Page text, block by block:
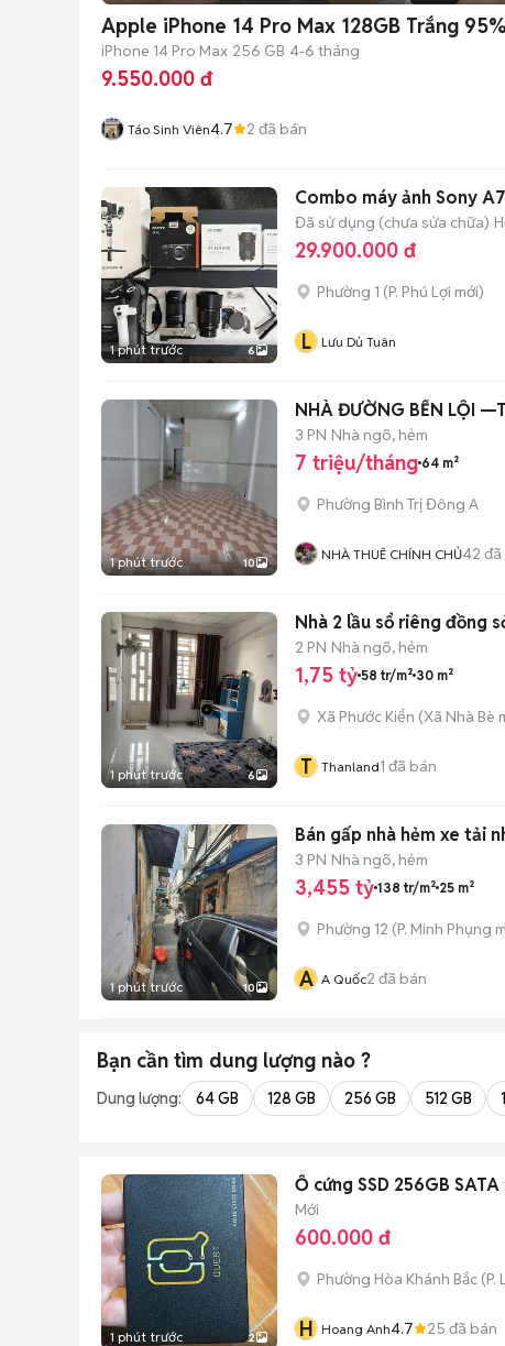
Apple iPhone 14 Pro Max 128GB Trắng
iPhone 14 Pro Max 256 GB 4-6 tháng
9.550.000 đ
Táo Sinh Viên4.7 2 đã bán
1 phút trước 6
Combo máy ảnh Sony
Đã sử dụng (chưa sửa chữa)
29.900.000 đ
Phường 1 (P. Phú Lợi mới)
L Lưu Dủ Tuân
1 phút trước 10
3 PN Nhà ngõ, hẻm
7 triệu/tháng 64 m²
Phường Bình Trị Đông A
NHÀ THUÊ CHÍNH CHỦ42 đã
1 phút trước 6
Nhà 2 lầu sổ riêng đồng
2 PN Nhà ngõ, hẻm
1,75 tỷ 58 tr/m² 30 m²
Xã Phước Kiển (Xã Nhà Bè
T Thanland1 đã bán
1 phút trước 10
Bán gấp nhà hẻm xe tải
3 PN Nhà ngõ, hẻm
3,455 tỷ 138 tr/m² 25 m²
Phường 12 (P. Minh Phụng
A A Quốc2 đã bán
Bạn cần tìm dung lượng nào ?
Dung lượng: 64 GB 128 GB 256 GB 512 GB
1 phút trước 2
Ổ cứng SSD 256GB
Mới
600.000 đ
Phường Hòa Khánh Bắc (P.
H Hoang Anh4.7 25 đã bán